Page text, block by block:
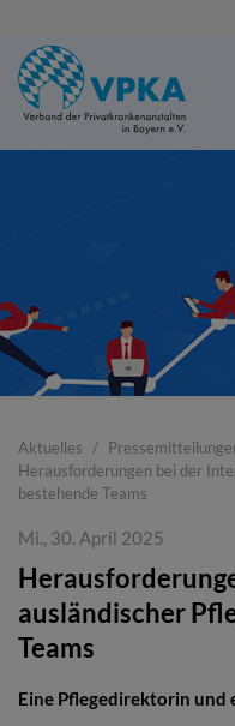
Aktuelles
Herausforderungen bei der
bestehende Teams
Mi., 30. April 2025
ausländischer
Teams
Eine Pflegedirektorin und